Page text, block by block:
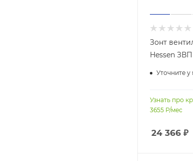
Зонт
Hessen ЗВП
Уточните
Узнать про
3655 Р/мес
24 366 ₽